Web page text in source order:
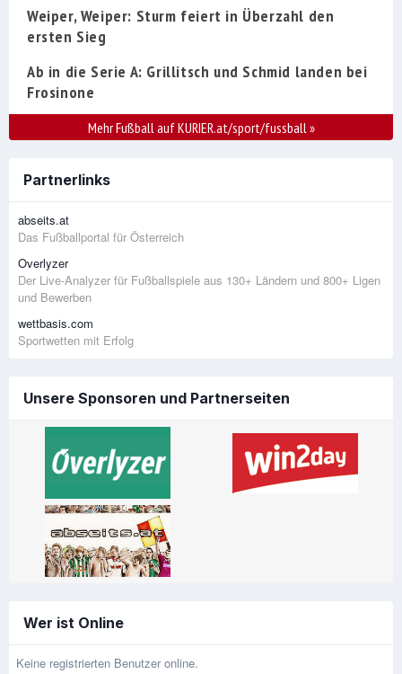
Weiper, Weiper: Sturm feiert in Überzahl den
ersten Sieg
Ab in die Serie A: Grillitsch und Schmid landen bei
Frosinone
Mehr Fußball auf KURIER.at/sport/fussball»
Partnerlinks
abseits.at
Das Fußballportal für Österreich
Overlyzer
Der Live-Analyzer für Fußballspiele aus 130+ Ländern und 800+ Ligen
und Bewerben
wettbasis.com
Sportwetten mit Erfolg
Unsere Sponsoren und Partnerseiten
Wer ist Online
Keine registrierten Benutzer online.